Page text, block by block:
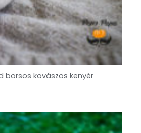
borsos kovászos kenyér